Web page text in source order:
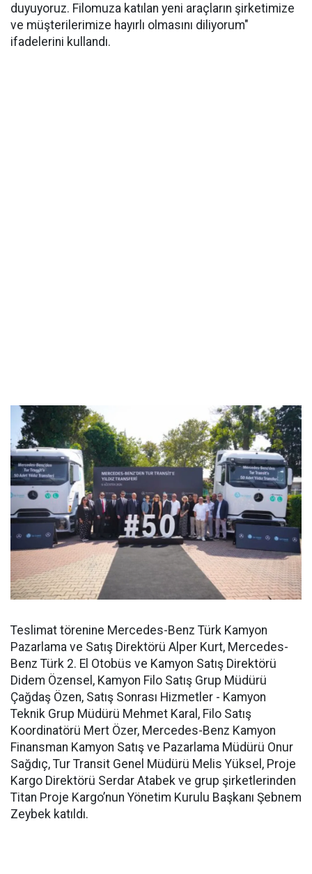
duyuyoruz. Filomuza katılan yeni araçların şirketimize
ve müşterilerimize hayırlı olmasını diliyorum"
ifadelerini kullandı.
Teslimat törenine Mercedes-Benz Türk Kamyon
Pazarlama ve Satış Direktörü Alper Kurt, Mercedes-
Benz Türk 2. El Otobüs ve Kamyon Satış Direktörü
Didem Özensel, Kamyon Filo Satış Grup Müdürü
Çağdaş Özen, Satış Sonrası Hizmetler - Kamyon
Teknik Grup Müdürü Mehmet Karal, Filo Satış
Koordinatörü Mert Özer, Mercedes-Benz Kamyon
Finansman Kamyon Satış ve Pazarlama Müdürü Onur
Sağdıç, Tur Transit Genel Müdürü Melis Yüksel, Proje
Kargo Direktörü Serdar Atabek ve grup şirketlerinden
Titan Proje Kargo’nun Yönetim Kurulu Başkanı Şebnem
Zeybek katıldı.